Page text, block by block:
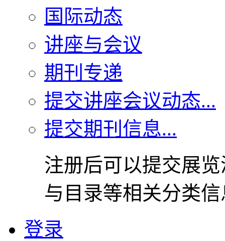
国际动态
讲座与会议
期刊专递
提交讲座会议动态...
提交期刊信息...
注册后可以提交展
与目录等相关分类
登录